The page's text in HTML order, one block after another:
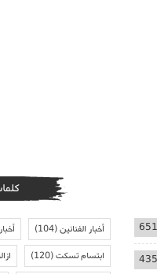
أخبار الفنانين(104)
ابتسام تسكت(120)